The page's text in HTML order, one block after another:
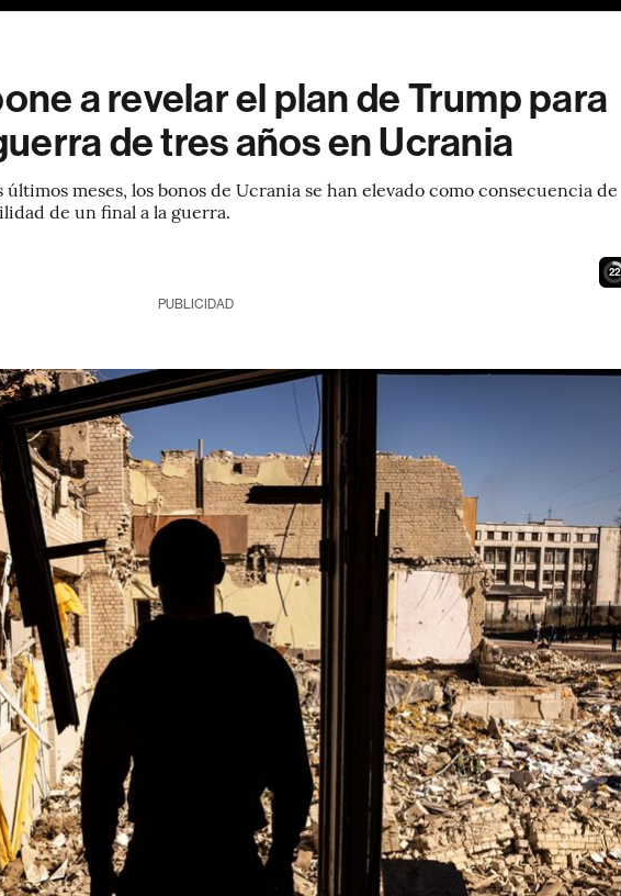
a revelar el plan de Trump para
de tres años en Ucrania
meses, los bonos de Ucrania se han elevado como consecuencia de
de un final a la guerra.
21
PUBLICIDAD